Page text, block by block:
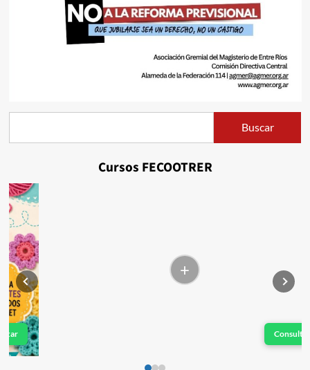
Buscar
Cursos FECOOTRER
Consultar